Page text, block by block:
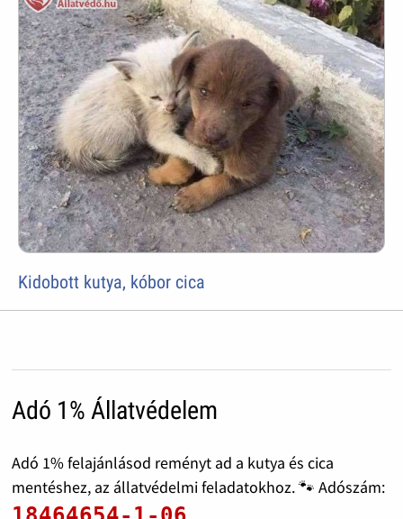
Kidobott kutya, kóbor cica
Adó 1% Állatvédelem
Adó 1% felajánlásod reményt ad a kutya és cica
mentéshez, az állatvédelmi feladatokhoz. 🐾 Adószám: